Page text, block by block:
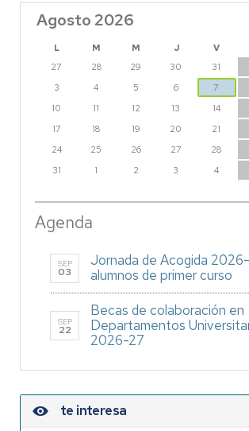
Agosto 2026
L M M J V
27
28 29 30 31
3
4 5 6 7
10
11 12 13 14
17
18 19 20 21
24
25 26 27 28
31
1 2 3 4
Agenda
SEP
03
Jornada de Acogida
alumnos de primer curso
SEP
22
Becas de colaboración en
Departamentos
2026-27
te interesa